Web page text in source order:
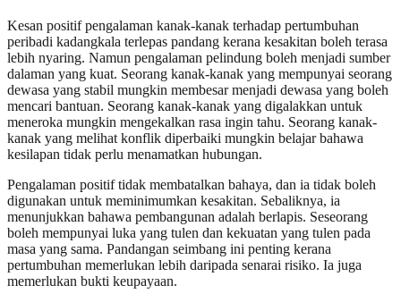
Kesan positif pengalaman kanak-kanak terhadap pertumbuhan
peribadi kadangkala terlepas pandang kerana kesakitan boleh terasa
lebih nyaring. Namun pengalaman pelindung boleh menjadi sumber
dalaman yang kuat. Seorang kanak-kanak yang mempunyai seorang
dewasa yang stabil mungkin membesar menjadi dewasa yang boleh
mencari bantuan. Seorang kanak-kanak yang digalakkan untuk
meneroka mungkin mengekalkan rasa ingin tahu. Seorang kanak-
kanak yang melihat konflik diperbaiki mungkin belajar bahawa
kesilapan tidak perlu menamatkan hubungan.
Pengalaman positif tidak membatalkan bahaya, dan ia tidak boleh
digunakan untuk meminimumkan kesakitan. Sebaliknya, ia
menunjukkan bahawa pembangunan adalah berlapis. Seseorang
boleh mempunyai luka yang tulen dan kekuatan yang tulen pada
masa yang sama. Pandangan seimbang ini penting kerana
pertumbuhan memerlukan lebih daripada senarai risiko. Ia juga
memerlukan bukti keupayaan.